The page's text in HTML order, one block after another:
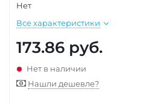
Нет
Все характеристики
173.86 руб.
Нет в наличии
Нашли дешевле?